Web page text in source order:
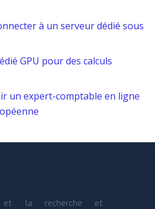
à un serveur dédié sous
GPU pour des calculs
un expert-comptable en ligne
et la recherche et